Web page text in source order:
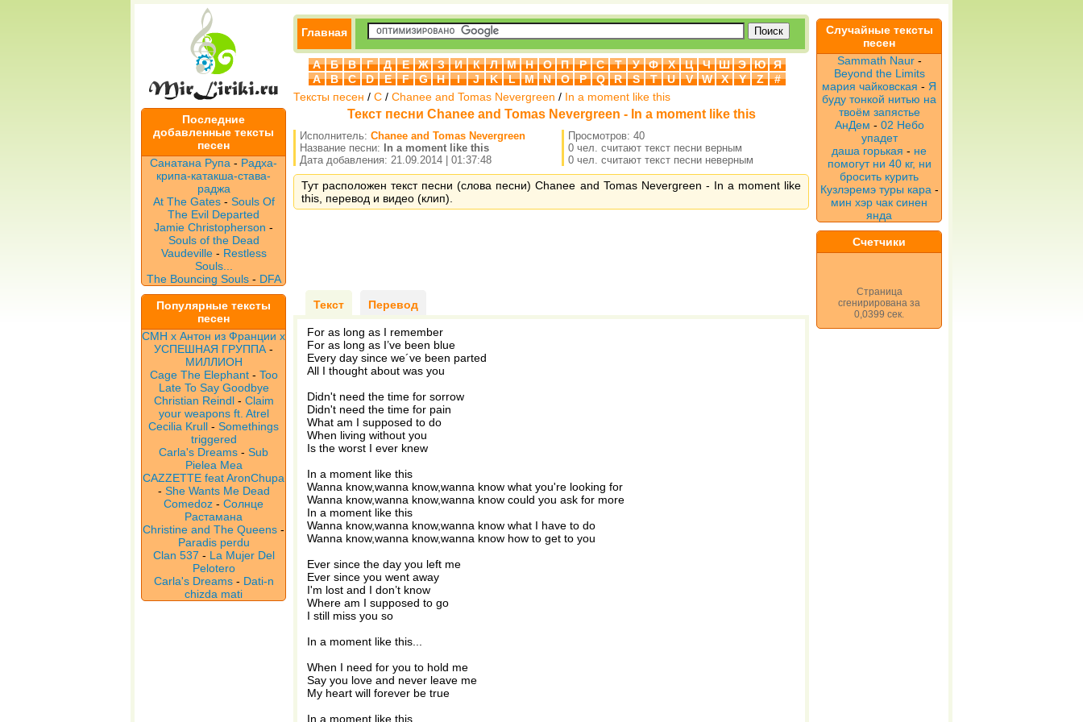
Последние
добавленные тексты
песен
Санатана Рупа - Радха-
крипа-катакша-става-
раджа
At The Gates- Souls Of
The Evil Departed
Jamie Christopherson -
Souls of the Dead
Vaudeville - Restless
Souls...
The Bouncing Souls- DFA
Популярные тексты
песен
CMH x Антон из Франции x
УСПЕШНАЯ ГРУППА -
МИЛЛИОН
Cage The Elephant- Too
Late To Say Goodbye
Christian Reindl- Claim
your weapons ft. Atrel
Cecilia Krull - Somethings
triggered
Carla's Dreams - Sub
Pielea Mea
CAZZETTE feat AronChupa
- She Wants Me Dead
Comedoz - Солнце
Растамана
Christine and The Queens -
Paradis perdu
Clan 537 - La Mujer Del
Pelotero
Carla's Dreams- Dati-n
chizda mati
Главная
А Б В Г Д Е Ж З И К Л М Н О П Р С Т У Ф Х Ц Ч Ш Э Ю
Я
A
B C D E F G H I J K L M N O P Q R S T U V W X Y Z
#
Тексты песен / C / Chanee and Tomas Nevergreen / In a moment like this
Текст песни Chanee and Tomas Nevergreen - In a moment like this
Исполнитель: Chanee and Tomas Nevergreen
Название песни:
In a moment like this
Дата добавления: 21.09.2014 | 01:37:48
Просмотров: 40
0 чел. считают текст песни верным
0 чел. считают текст песни неверным
Тут расположен текст песни (слова песни) Chanee and Tomas Nevergreen - In a moment like
this, перевод и видео (клип).
Текст Перевод
For as long as I remember
For as long as I’ve been blue
Every day since we´ve been parted
All I thought about was you
Didn't need the time for sorrow
Didn't need the time for pain
What am I supposed to do
When living without you
Is the worst I ever knew
In a moment like this
Wanna know,wanna know,wanna know what you're looking for
Wanna know,wanna know,wanna know could you ask for more
In a moment like this
Wanna know,wanna know,wanna know what I have to do
Wanna know,wanna know,wanna know how to get to you
Ever since the day you left me
Ever since you went away
I'm lost and I don’t know
Where am I supposed to go
I still miss you so
In a moment like this...
When I need for you to hold me
Say you love and never leave me
My heart will forever be true
In a moment like this
Случайные тексты
песен
Sammath Naur-
Beyond the Limits
мария чайковская - Я
буду тонкой нитью на
твоём запястье
АнДем - 02 Небо
упадет
даша горькая - не
помогут ни 40 кг, ни
бросить курить
Кузлэремэ туры кара -
мин хэр чак синен
янда
Счетчики
Страница
сгенирирована за
0,0399 сек.